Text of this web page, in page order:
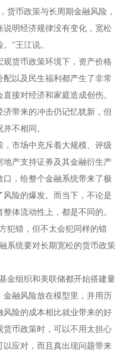
货币政策与长周期金融风险，
明经济规律没有变化，宽松
”王江说。
货币政策环境下，资产价格
以及民生福利都产生了非常
接对经济和家庭造成创伤。
济带来的冲击仍记忆犹新，但
不相同。
，市场中充斥着大规模、评级
产支持证券及其金融衍生产
，给整个金融系统带来了极
险的爆发。而当下，不论是
体流动性上，都是不同的。
犯错，但不太会犯同样的错
系统要对长期宽松的货币政策
金组织和美联储都开始搭建量
融风险放在模型里，并用历
风险的成本相比就业带来的好
币政策时，可以不用太担心
应对，而且真出现问题带来